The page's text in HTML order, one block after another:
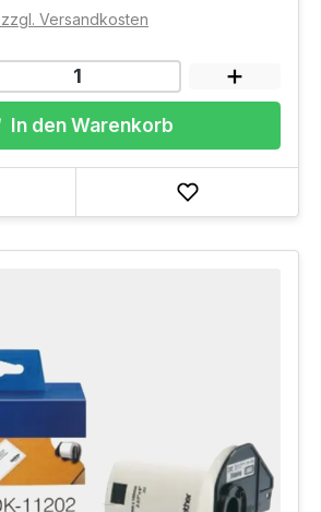
Versandkosten
In den Warenkorb